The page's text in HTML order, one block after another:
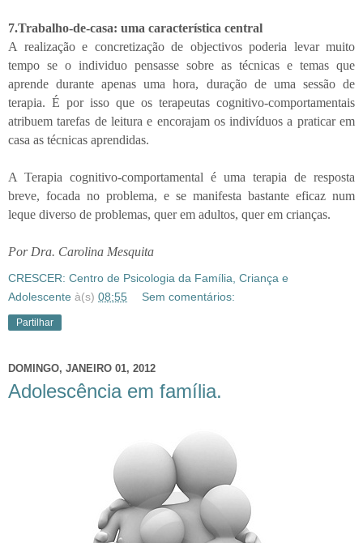
7.Trabalho-de-casa: uma característica central
A realização e concretização de objectivos poderia levar muito
tempo se o individuo pensasse sobre as técnicas e temas que
aprende durante apenas uma hora, duração de uma sessão de
terapia. É por isso que os terapeutas cognitivo-comportamentais
atribuem tarefas de leitura e encorajam os indivíduos a praticar em
casa as técnicas aprendidas.
A Terapia cognitivo-comportamental é uma terapia de resposta
breve, focada no problema, e se manifesta bastante eficaz num
leque diverso de problemas, quer em adultos, quer em crianças.
Por Dra. Carolina Mesquita
CRESCER: Centro de Psicologia da Família, Criança e
Adolescente à(s) 08:55 Sem comentários:
Partilhar
DOMINGO, JANEIRO 01, 2012
Adolescência em família.